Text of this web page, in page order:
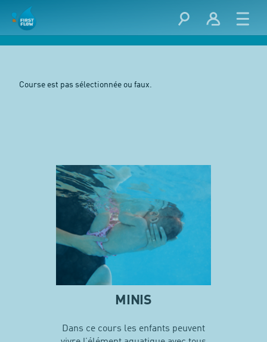
Course est pas sélectionnée ou faux.
MINIS
Dans ce cours les enfants peuvent